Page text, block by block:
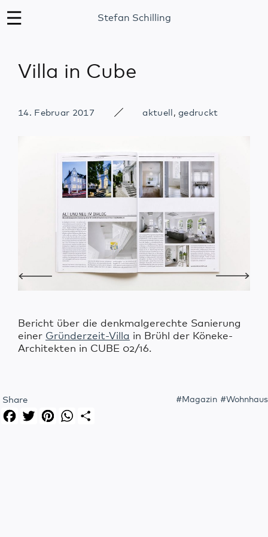
Stefan Schilling
Villa in Cube
14. Februar 2017 aktuell ,gedruckt
Bericht über die denkmalgerechte Sanierung
einer Gründerzeit-Villa in Brühl der Köneke-
Architekten in CUBE 02/16.
Share
FacebookTwitterPinterestWhatsApp
Magazin Wohnhaus